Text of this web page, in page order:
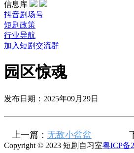
信息库
抖音剧场号
短剧政策
行业导航
加入短剧交流群
园区惊魂
发布日期：2025年09月29日
上一篇： 无敌小盆盆
Copyright © 2023 短剧自习室粤ICP备